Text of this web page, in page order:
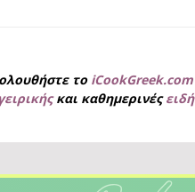
το
και καθημερινές